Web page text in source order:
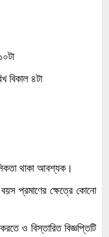
বিকাল ৪টা
থাকা আবশ্যক।
প্রমাণের ক্ষেত্রে কোনো
ও বিস্তারিত বিজ্ঞপ্তিটি